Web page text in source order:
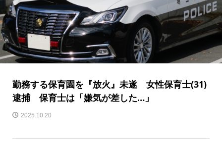
勤務する保育園を『放火』未遂 女性保育士(31)
逮捕 保育士は「嫌気が差した…」
2025.10.20